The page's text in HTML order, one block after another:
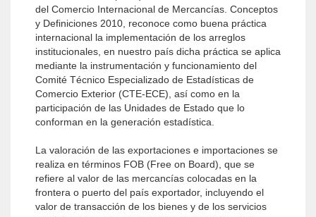
del Comercio Internacional de Mercancías. Conceptos
y Definiciones 2010, reconoce como buena práctica
internacional la implementación de los arreglos
institucionales, en nuestro país dicha práctica se aplica
mediante la instrumentación y funcionamiento del
Comité Técnico Especializado de Estadísticas de
Comercio Exterior (CTE-ECE), así como en la
participación de las Unidades de Estado que lo
conforman en la generación estadística.
La valoración de las exportaciones e importaciones se
realiza en términos FOB (Free on Board), que se
refiere al valor de las mercancías colocadas en la
frontera o puerto del país exportador, incluyendo el
valor de transacción de los bienes y de los servicios